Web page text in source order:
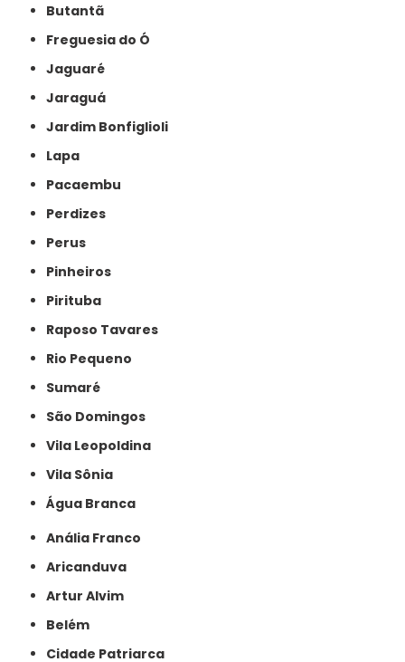
Butantã
Freguesia do Ó
Jaguaré
Jaraguá
Jardim Bonfiglioli
Lapa
Pacaembu
Perdizes
Perus
Pinheiros
Pirituba
Raposo Tavares
Rio Pequeno
Sumaré
São Domingos
Vila Leopoldina
Vila Sônia
Água Branca
Anália Franco
Aricanduva
Artur Alvim
Belém
Cidade Patriarca